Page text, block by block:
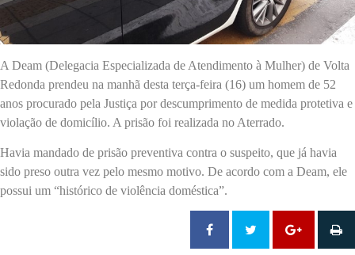
A Deam (Delegacia Especializada de Atendimento à Mulher) de Volta
Redonda prendeu na manhã desta terça-feira (16) um homem de 52
anos procurado pela Justiça por descumprimento de medida protetiva e
violação de domicílio. A prisão foi realizada no Aterrado.
Havia mandado de prisão preventiva contra o suspeito, que já havia
sido preso outra vez pelo mesmo motivo. De acordo com a Deam, ele
possui um “histórico de violência doméstica”.